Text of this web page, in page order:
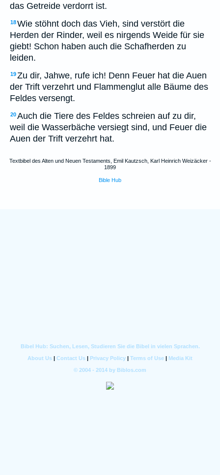
das Getreide verdorrt ist.
18Wie stöhnt doch das Vieh, sind verstört die
Herden der Rinder, weil es nirgends Weide für sie
giebt! Schon haben auch die Schafherden zu
leiden.
19Zu dir, Jahwe, rufe ich! Denn Feuer hat die Auen
der Trift verzehrt und Flammenglut alle Bäume des
Feldes versengt.
20Auch die Tiere des Feldes schreien auf zu dir,
weil die Wasserbäche versiegt sind, und Feuer die
Auen der Trift verzehrt hat.
Textbibel des Alten und Neuen Testaments, Emil Kautzsch, Karl Heinrich Weizäcker -
1899
Bible Hub